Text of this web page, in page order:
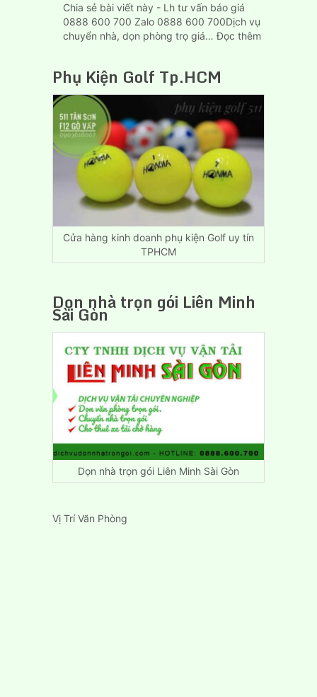
Chia sẻ bài viết này - Lh tư vấn báo giá
0888 600 700 Zalo 0888 600 700Dịch vụ
chuyển nhà, dọn phòng trọ giá…Đọc thêm:
Nhà,
Dọn
Rẻ
Phụ Kiện Golf Tp.HCM
Cửa hàng kinh doanh phụ kiện Golf uy tín
TPHCM
Dọn nhà trọn gói Liên Minh
Sài Gòn
Dọn nhà trọn gói Liên Minh Sài Gòn
Vị Trí Văn Phòng